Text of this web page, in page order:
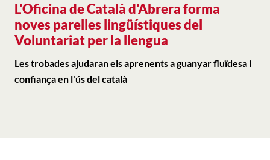
L'Oficina de Català d'Abrera forma
noves parelles lingüístiques del
Voluntariat per la llengua
Les trobades ajudaran els aprenents a guanyar fluïdesa i
confiança en l'ús del català